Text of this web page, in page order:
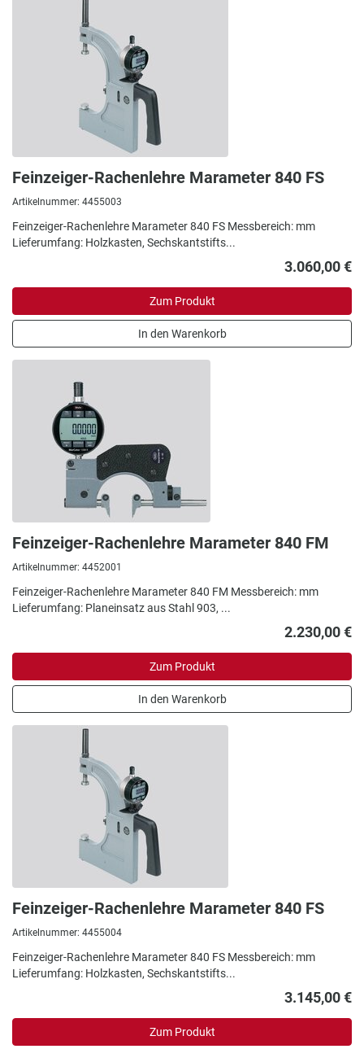
Feinzeiger-Rachenlehre Marameter 840 FS
Artikelnummer: 4455003
Feinzeiger-Rachenlehre Marameter 840 FS Messbereich: mm
Lieferumfang: Holzkasten, Sechskantstifts...
3.060,00 €
Zum Produkt
In den Warenkorb
Feinzeiger-Rachenlehre Marameter 840 FM
Artikelnummer: 4452001
Feinzeiger-Rachenlehre Marameter 840 FM Messbereich: mm
Lieferumfang: Planeinsatz aus Stahl 903, ...
2.230,00 €
Zum Produkt
In den Warenkorb
Feinzeiger-Rachenlehre Marameter 840 FS
Artikelnummer: 4455004
Feinzeiger-Rachenlehre Marameter 840 FS Messbereich: mm
Lieferumfang: Holzkasten, Sechskantstifts...
3.145,00 €
Zum Produkt